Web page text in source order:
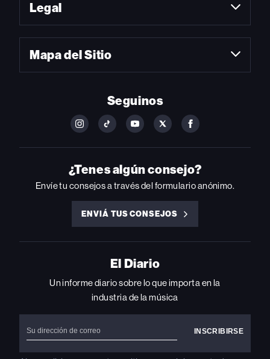
Legal
Mapa del Sitio
Seguinos
FOLLOW
ON
INSTAGRAM
FOLLOW
ON
YOUTUBE
FOLLOW
ON
YOUTUBE
FOLLOW
ON
FOLLOW
ON
FACEBOOK
¿Tenes algún consejo?
Envíe tu consejos a través del formulario anónimo.
ENVIÁ TUS CONSEJOS
ENVIÁ
CONSEJOS
El Diario
Un informe diario sobre lo que importa en la
industria de la música